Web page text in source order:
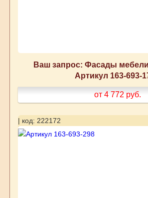
Ваш запрос: Фасады
Артикул 163-693-
от 4 772 руб.
| код: 222172